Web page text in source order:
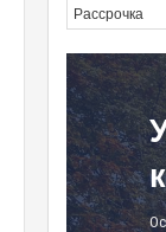
Рассрочка